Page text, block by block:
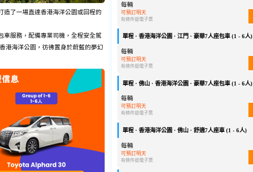
造了一場直達香港海洋公園或回程的
車服務，配備專業司機，全程安全駕
港海洋公園，彷彿置身於蔚藍的夢幻
每輛
可預訂明天
有條件退電子票
單程 · 香港海洋公園 · 江門 · 豪華7人座包車 (1 - 6人)
每輛
可預訂明天
有條件退電子票
單程 · 佛山 · 香港海洋公園 · 豪華7人座包車 (1 - 6人)
每輛
可預訂明天
有條件退電子票
單程 · 香港海洋公園 · 佛山 · 舒適7人座車 (1 - 6人)
每輛
可預訂明天
有條件退電子票